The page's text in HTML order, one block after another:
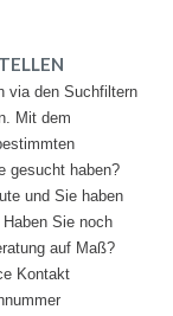
via den Suchfiltern
Mit dem
gesucht haben?
und Sie haben
Sie noch
auf Maß?
Kontakt